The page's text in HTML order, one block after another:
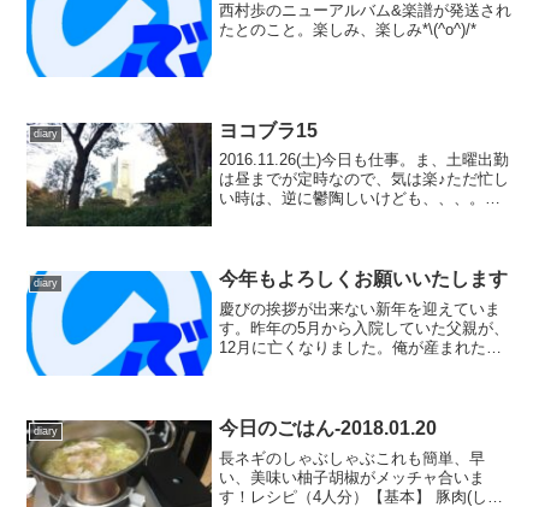
西村歩のニューアルバム&楽譜が発送され
たとのこと。楽しみ、楽しみ*\(^o^)/*
diary ヨコブラ15
2016.11.26(土)今日も仕事。ま、土曜出勤
は昼までが定時なので、気は楽♪ただ忙し
い時は、逆に鬱陶しいけども、、、。そ
潰...
diary 今年もよろしくお願いいたします
慶びの挨拶が出来ない新年を迎えていま
す。昨年の5月から入院していた父親が、
12月に亡くなりました。俺が産まれた時
そのお姉さんが、田...
diary 今日のごはん-2018.01.20
長ネギのしゃぶしゃぶこれも簡単、早
い、美味い柚子胡椒がメッチャ合いま
す！レシピ（4人分）【基本】 豚肉(しゃ